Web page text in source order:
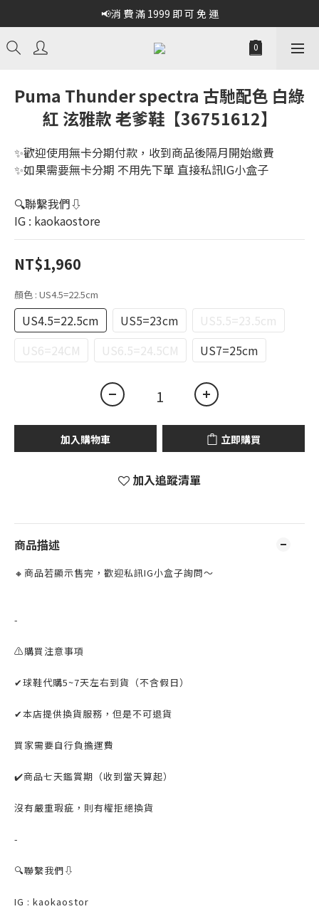
📢消 費 滿 1999 即 可 免 運
Puma Thunder spectra 古馳配色 白綠
紅 泫雅款 老爹鞋【36751612】
✨歡迎使用無卡分期付款，收到商品後隔月開始繳費
✨如果需要無卡分期 不用先下單 直接私訊IG小盒子
🔍聯繫我們⇩
IG : kaokaostore
NT$1,960
顏色 : US4.5=22.5cm
US4.5=22.5cm US5=23cm
US5.5=23.5cm
US6=24CM
US6.5=24.5CM US7=25cm
加入購物車 立即購買
加入追蹤清單
商品描述
🔸商品若顯示售完，歡迎私訊IG小盒子詢問～
-
⚠️購買注意事項
✔球鞋代購5~7天左右到貨（不含假日）
✔本店提供換貨服務，但是不可退貨
買家需要自行負擔運費
✔️商品七天鑑賞期（收到當天算起）
沒有嚴重瑕疵，則有權拒絕換貨
-
🔍聯繫我們⇩
IG : kaokaostor